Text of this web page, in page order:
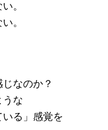
。
。
なのか？
うな
いる」感覚を